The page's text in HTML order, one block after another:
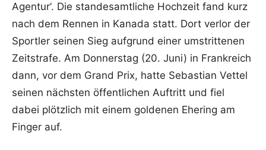
Agentur‘. Die standesamtliche Hochzeit fand kurz
nach dem Rennen in Kanada statt. Dort verlor der
Sportler seinen Sieg aufgrund einer umstrittenen
Zeitstrafe. Am Donnerstag (20. Juni) in Frankreich
dann, vor dem Grand Prix, hatte Sebastian Vettel
seinen nächsten öffentlichen Auftritt und fiel
dabei plötzlich mit einem goldenen Ehering am
Finger auf.